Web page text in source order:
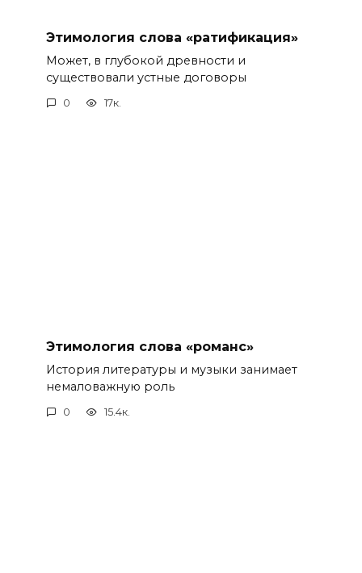
Этимология слова «ратификация»
Может, в глубокой древности и
существовали устные договоры
0 17к.
Этимология слова «романс»
История литературы и музыки занимает
немаловажную роль
0 15.4к.